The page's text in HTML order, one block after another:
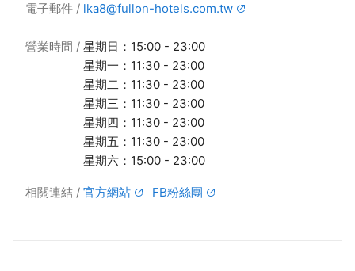
電子郵件 lka8@fullon-hotels.com.tw
營業時間
星期日：15:00 - 23:00
星期一：11:30 - 23:00
星期二：11:30 - 23:00
星期三：11:30 - 23:00
星期四：11:30 - 23:00
星期五：11:30 - 23:00
星期六：15:00 - 23:00
相關連結 官方網站 FB粉絲團